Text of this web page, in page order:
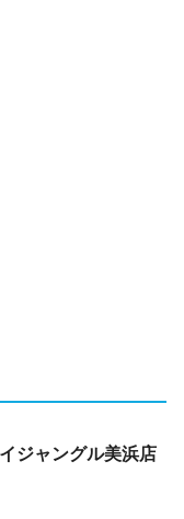
ジャングル美浜店